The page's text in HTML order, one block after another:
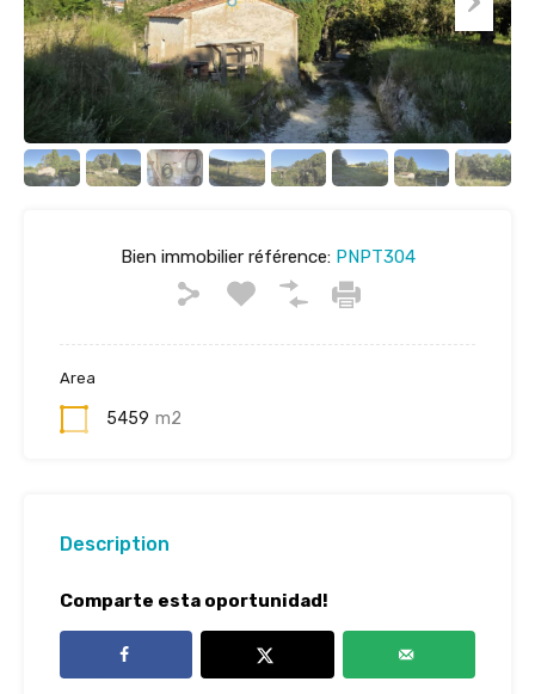
Bien immobilier référence:PNPT304
Area
5459 m2
Description
Comparte esta oportunidad!